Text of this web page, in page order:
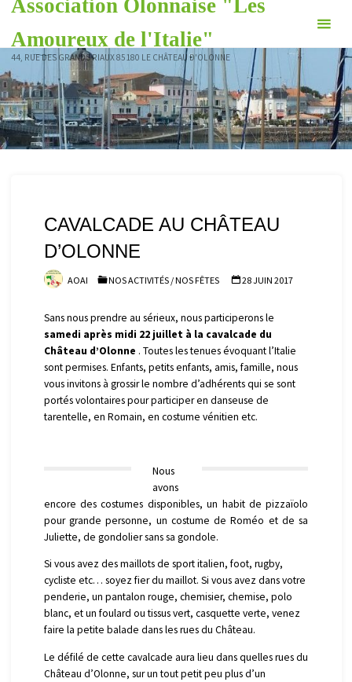
Skip
content
Association Olonnaise "Les
Amoureux de l'Italie"
44, RUE DES GRANDS RIAUX 85180 LE CHÂTEAU D'OLONNE
CAVALCADE AU CHÂTEAU
D’OLONNE
AOAI NOS ACTIVITÉS /NOS FÊTES 28 JUIN 2017
Sans nous prendre au sérieux, nous participerons le
samedi après midi 22 juillet à la cavalcade du
Château d’Olonne . Toutes les tenues évoquant l’Italie
sont permises. Enfants, petits enfants, amis, famille, nous
vous invitons à grossir le nombre d’adhérents qui se sont
portés volontaires pour participer en danseuse de
tarentelle, en Romain, en costume vénitien etc.
Nous
avons
encore des costumes disponibles, un habit de pizzaïolo
pour grande personne, un costume de Roméo et de sa
Juliette, de gondolier sans sa gondole.
Si vous avez des maillots de sport italien, foot, rugby,
cycliste etc… soyez fier du maillot. Si vous avez dans votre
penderie, un pantalon rouge, chemisier, chemise, polo
blanc, et un foulard ou tissus vert, casquette verte, venez
faire la petite balade dans les rues du Château.
Le défilé de cette cavalcade aura lieu dans quelles rues du
Château d’Olonne, sur un tout petit peu plus d’un